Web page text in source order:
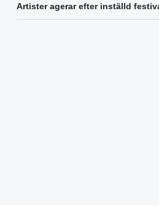
Artister agerar efter inställd